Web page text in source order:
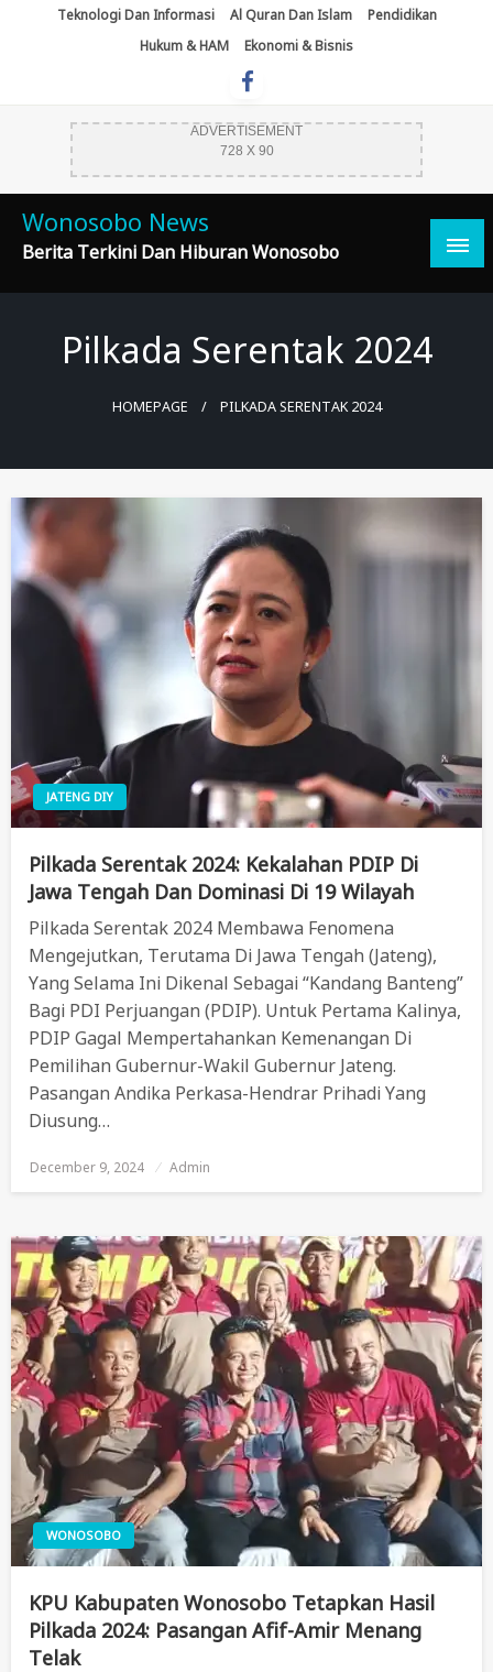
Teknologi Dan Informasi Al Quran Dan Islam
Pendidikan
Hukum & HAM
Ekonomi & Bisnis
ADVERTISEMENT
728 X 90
Wonosobo News
Berita Terkini Dan Hiburan Wonosobo
Pilkada Serentak 2024
HOMEPAGE PILKADA SERENTAK 2024
JATENG DIY
Pilkada Serentak 2024: Kekalahan PDIP Di
Jawa Tengah Dan Dominasi Di 19 Wilayah
Pilkada Serentak 2024 Membawa Fenomena
Mengejutkan, Terutama Di Jawa Tengah (Jateng),
Yang Selama Ini Dikenal Sebagai “kandang Banteng”
Bagi PDI Perjuangan (PDIP). Untuk Pertama Kalinya,
PDIP Gagal Mempertahankan Kemenangan Di
Pemilihan Gubernur-Wakil Gubernur Jateng.
Pasangan Andika Perkasa-Hendrar Prihadi Yang
Diusung…
Posted
December 9, 2024 Admin
WONOSOBO
KPU Kabupaten Wonosobo Tetapkan Hasil
Pilkada 2024: Pasangan Afif-Amir Menang
Telak